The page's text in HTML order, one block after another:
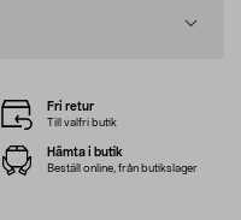
Fri retur
Till valfri butik
Hämta i butik
Beställ online, från butikslager